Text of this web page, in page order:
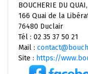
BOUCHERIE DU QUAI,
166 Quai de la
76480 Duclair
Tél : 02 35 37 50 21
Mail :
Site : https://